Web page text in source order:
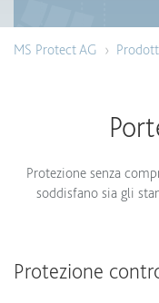
MS Protect AG ›
Protezione senza
soddisfano sia gli
Protezione